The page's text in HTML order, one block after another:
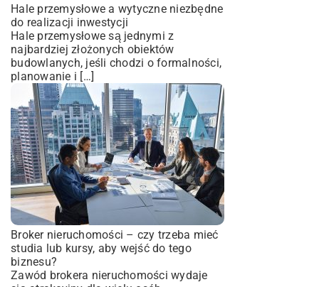
Hale przemysłowe a wytyczne niezbędne
do realizacji inwestycji
Hale przemysłowe są jednymi z
najbardziej złożonych obiektów
budowlanych, jeśli chodzi o formalności,
planowanie i […]
Broker nieruchomości – czy trzeba mieć
studia lub kursy, aby wejść do tego
biznesu?
Zawód brokera nieruchomości wydaje